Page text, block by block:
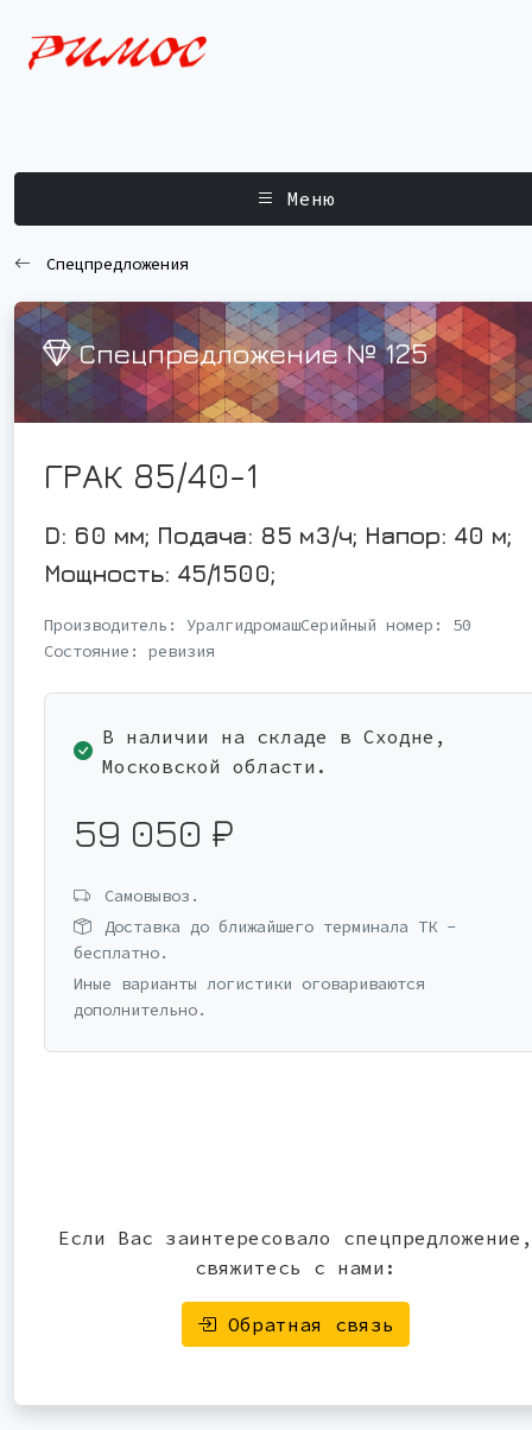
Меню
Спецпредложения
Спецпредложение № 125
ГРАК 85/40-1
D: 60 мм; Подача: 85 м3/ч; Напор: 40 м;
Мощность: 45/1500;
Производитель: УралгидромашСерийный номер: 50
Состояние: ревизия
В наличии на складе в Сходне,
Московской области.
59 050 ₽
Самовывоз.
Доставка до ближайшего терминала ТК -
бесплатно.
Иные варианты логистики оговариваются
дополнительно.
Если Вас заинтересовало спецпредложение,
свяжитесь с нами:
Обратная связь